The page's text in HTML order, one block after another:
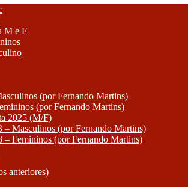
M e F
(por Fernando Martins)
(por Fernando Martins)
2025 (M/F)
– Masculinos (por Fernando Martins)
– Femininos (por Fernando Martins)
anteriores)